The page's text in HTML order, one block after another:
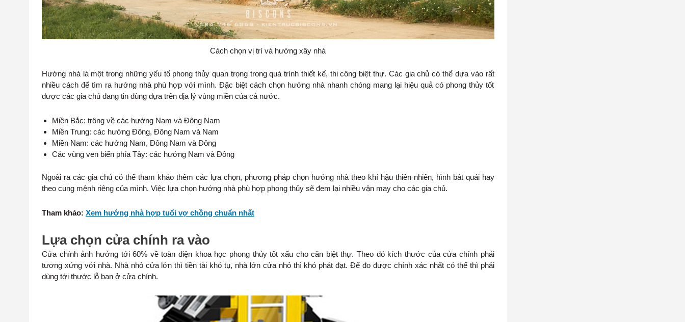
Cách chọn vị trí và hướng xây nhà
Hướng nhà là một trong những yếu tố phong thủy quan trọng trong quá trình thiết kế, thi công biệt thự. Các gia chủ có thể dựa vào rất
nhiều cách để tìm ra hướng nhà phù hợp với mình. Đặc biệt cách chọn hướng nhà nhanh chóng mang lại hiệu quả có phong thủy tốt
được các gia chủ đang tin dùng dựa trên địa lý vùng miền của cả nước.
Miền Bắc: trông về các hướng Nam và Đông Nam
Miền Trung: các hướng Đông, Đông Nam và Nam
Miền Nam: các hướng Nam, Đông Nam và Đông
Các vùng ven biển phía Tây: các hướng Nam và Đông
Ngoài ra các gia chủ có thể tham khảo thêm các lựa chọn, phương pháp chọn hướng nhà theo khí hậu thiên nhiên, hình bát quái hay
theo cung mệnh riêng của mình. Việc lựa chọn hướng nhà phù hợp phong thủy sẽ đem lại nhiều vận may cho các gia chủ.
Tham khảo: Xem hướng nhà hợp tuổi vợ chồng chuẩn nhất
Lựa chọn cửa chính ra vào
Cửa chính ảnh hưởng tới 60% về toàn diện khoa học phong thủy tốt xấu cho căn biệt thự. Theo đó kích thước của cửa chính phải
tương xứng với nhà. Nhà nhỏ cửa lớn thì tiền tài khó tụ, nhà lớn cửa nhỏ thì khó phát đạt. Để đo được chính xác nhất có thể thì phải
dùng tới thước lỗ ban ở cửa chính.